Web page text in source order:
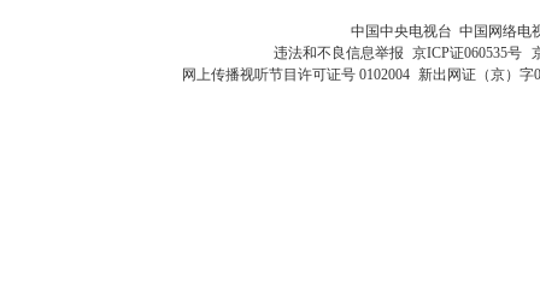
中国中央电视台 中国网络电
违法和不良信息举报 京ICP证060535号
网上传播视听节目许可证号 0102004 新出网证（京）